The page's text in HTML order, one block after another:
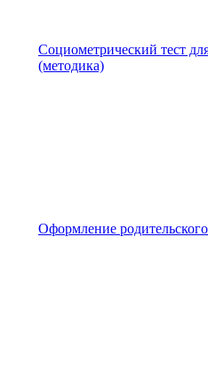
Социометрический тест
(методика)
Оформление